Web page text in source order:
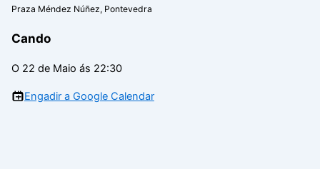
Praza Méndez Núñez, Pontevedra
Cando
O 22 de Maio ás 22:30
Engadir a Google Calendar